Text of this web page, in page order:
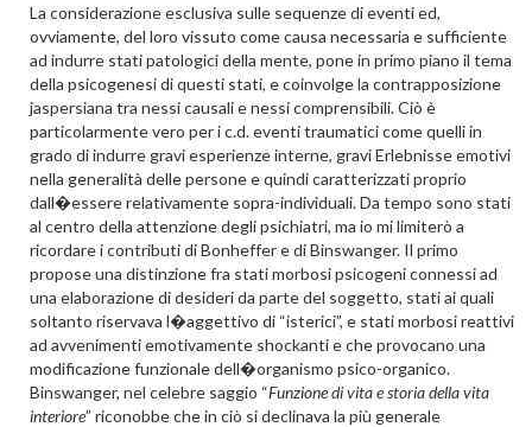
La considerazione esclusiva sulle sequenze di eventi ed,
ovviamente, del loro vissuto come causa necessaria e sufficiente
ad indurre stati patologici della mente, pone in primo piano il tema
della psicogenesi di questi stati, e coinvolge la contrapposizione
jaspersiana tra nessi causali e nessi comprensibili. Ciò è
particolarmente vero per i c.d. eventi traumatici come quelli in
grado di indurre gravi esperienze interne, gravi Erlebnisse emotivi
nella generalità delle persone e quindi caratterizzati proprio
dall�essere relativamente sopra-individuali. Da tempo sono stati
al centro della attenzione degli psichiatri, ma io mi limiterò a
ricordare i contributi di Bonheffer e di Binswanger. Il primo
propose una distinzione fra stati morbosi psicogeni connessi ad
una elaborazione di desideri da parte del soggetto, stati ai quali
soltanto riservava l�aggettivo di “isterici”, e stati morbosi reattivi
ad avvenimenti emotivamente shockanti e che provocano una
modificazione funzionale dell�organismo psico-organico.
Binswanger, nel celebre saggio “Funzione di vita e storia della vita
interiore” riconobbe che in ciò si declinava la più generale